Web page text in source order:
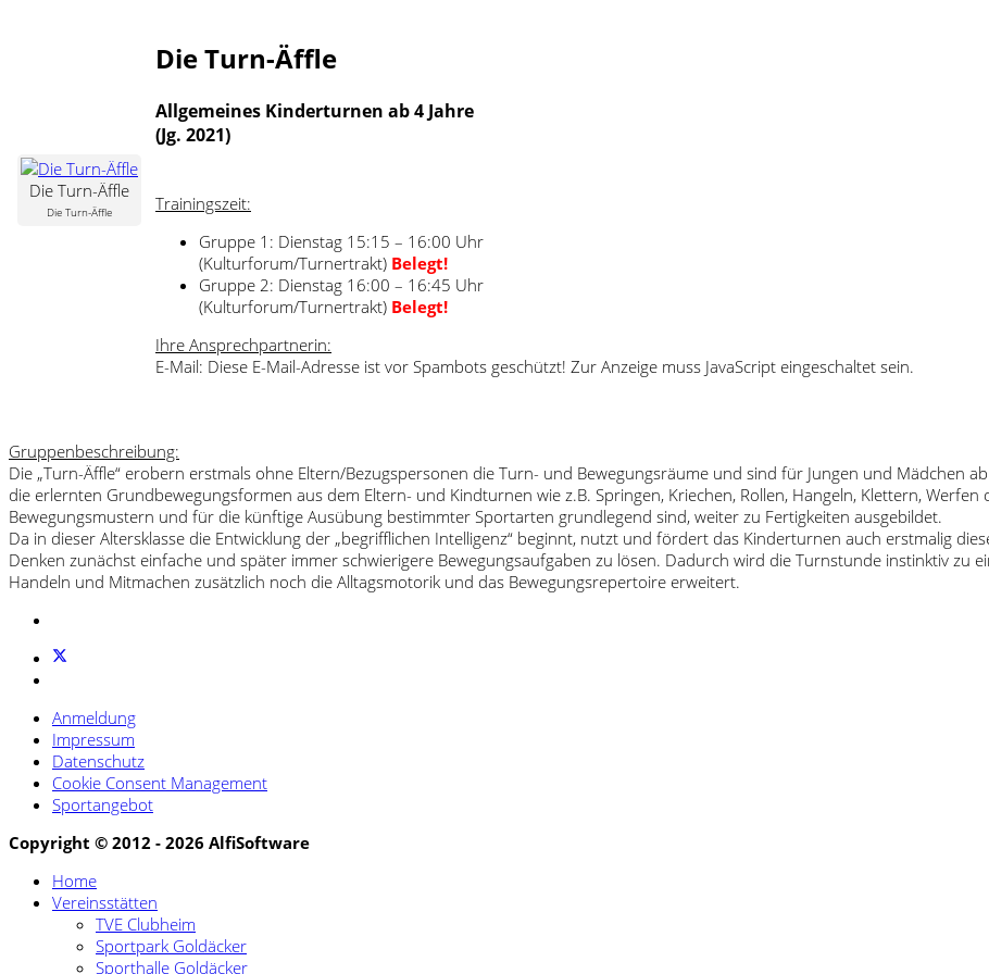
Die Turn-Äffle
Die Turn-Äffle
Die Turn-Äffle
Allgemeines Kinderturnen ab 4 Jahre
(Jg. 2021)
Trainingszeit:
Gruppe 1: Dienstag 15:15 – 16:00 Uhr
(Kulturforum/Turnertrakt) Belegt!
Gruppe 2: Dienstag 16:00 – 16:45 Uhr
(Kulturforum/Turnertrakt) Belegt!
Ihre Ansprechpartnerin:
E-Mail: Diese E-Mail-Adresse ist vor Spambots geschützt! Zur Anzeige muss JavaScript eingeschaltet sein.
Gruppenbeschreibung:
Die „Turn-Äffle“ erobern erstmals ohne Eltern/Bezugspersonen die Turn- und Bewegungsräume und sind für Jungen und Mädchen
die erlernten Grundbewegungsformen aus dem Eltern- und Kindturnen wie z.B. Springen, Kriechen, Rollen, Hangeln, Klettern,
Bewegungsmustern und für die künftige Ausübung bestimmter Sportarten grundlegend sind, weiter zu Fertigkeiten ausgebildet.
Da in dieser Altersklasse die Entwicklung der „begrifflichen Intelligenz“ beginnt, nutzt und fördert das Kinderturnen auch erstmalig
Denken zunächst einfache und später immer schwierigere Bewegungsaufgaben zu lösen. Dadurch wird die Turnstunde instinktiv zu
Handeln und Mitmachen zusätzlich noch die Alltagsmotorik und das Bewegungsrepertoire erweitert.
Anmeldung
Impressum
Datenschutz
Cookie Consent Management
Sportangebot
Copyright © 2012 - 2026 AlfiSoftware
Home
Vereinsstätten
TVE Clubheim
Sportpark Goldäcker
Sporthalle Goldäcker